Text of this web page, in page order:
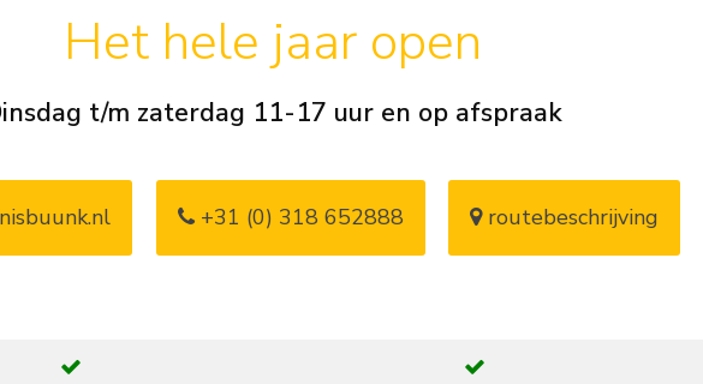
Het hele jaar open
t/m zaterdag 11-17 uur en op afspraak
+31 (0) 318 652888 routebeschrijving